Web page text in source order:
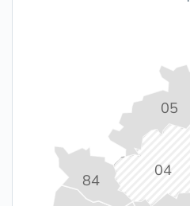
04
05
84